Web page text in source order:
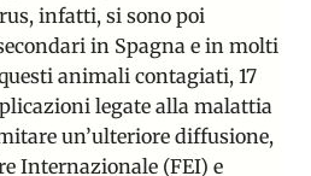
infatti, si sono poi
in Spagna e in molti
animali contagiati, 17
legate alla malattia
un’ulteriore diffusione,
Internazionale (FEI) e